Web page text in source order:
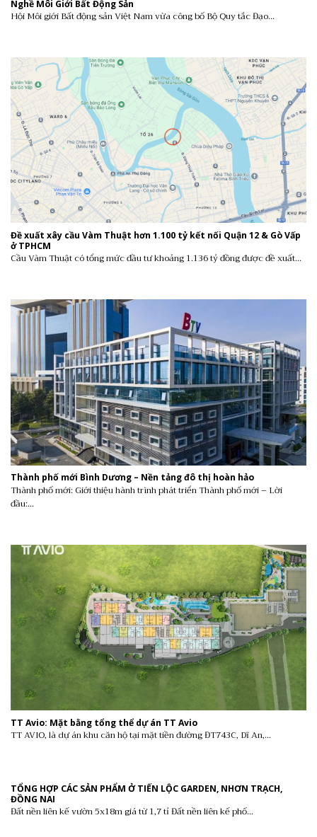
Nghề Môi Giới Bất Động Sản
Hội Môi giới Bất động sản Việt Nam vừa công bố Bộ Quy tắc Đạo...
Đề xuất xây cầu Vàm Thuật hơn 1.100 tỷ kết nối Quận 12 & Gò Vấp
ở TPHCM
Cầu Vàm Thuật có tổng mức đầu tư khoảng 1.136 tỷ đồng được đề xuất...
Thành phố mới Bình Dương – Nền tảng đô thị hoàn hảo
Thành phố mới: Giới thiệu hành trình phát triển Thành phố mới – Lời
đầu:...
TT Avio: Mặt bằng tổng thể dự án TT Avio
TT AVIO, là dự án khu căn hộ tại mặt tiền đường ĐT743C, Dĩ An,...
TỔNG HỢP CÁC SẢN PHẨM Ở TIẾN LỘC GARDEN, NHƠN TRẠCH,
ĐỒNG NAI
Đất nền liên kế vườn 5x18m giá từ 1,7 tỉ Đất nền liên kế phố...